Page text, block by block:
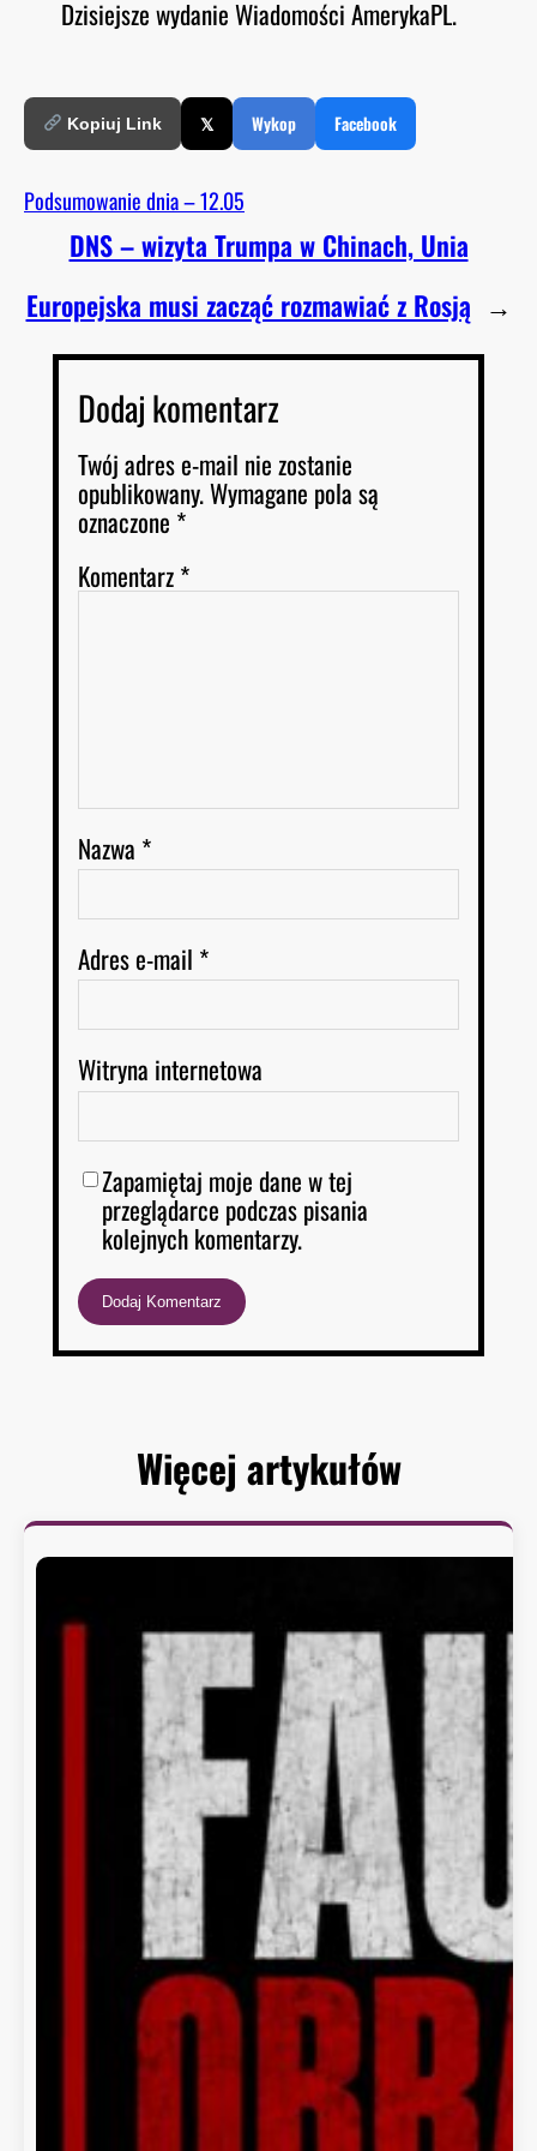
O
RSS FEED
Dzisiejsze wydanie Wiadomości AmerykaPL.
Kopiuj Link 𝕏 Wykop Facebook
Podsumowanie dnia – 12.05
DNS – wizyta Trumpa w Chinach, Unia
Europejska musi zacząć rozmawiać z Rosją →
Dodaj komentarz
Twój adres e-mail nie zostanie
opublikowany.Wymagane pola są
oznaczone *
Komentarz*
Nazwa *
Adres e-mail *
Witryna internetowa
Zapamiętaj moje dane w tej
przeglądarce podczas pisania
kolejnych komentarzy.
Więcej artykułów